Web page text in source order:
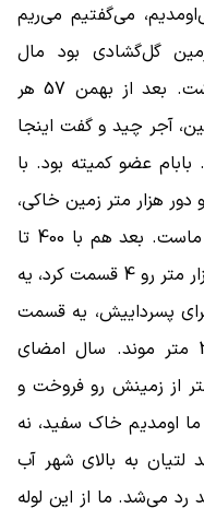
می‌گفتیم می‌ریم
گل‌گشادی بود مال
وابسته‌های شاه و دیگه صاحب نداشت. بعد از بهمن 57 هر
رسید، دور 250 متر زمین، آجر چید و گفت اینجا
عضو کمیته بود. با
هزار متر زمین خاکی،
خط کشیدیم و بابام گفت این زمین ماست. بعد هم با 400 تا
تک تومنی، یه بارِ آجر خرید و همین هزار متر رو 4 قسمت کرد، یه
پسرداییش، یه قسمت
برای برادرش، برای خودمون هم 250 متر موند. سال امضای
بابام ورشکسته شد و 100 متر از زمینش رو فروخت و
سالی که ما اومدیم خاک سفید، نه
لتیان به بالای شهر آب
می‌شد. ما از این لوله